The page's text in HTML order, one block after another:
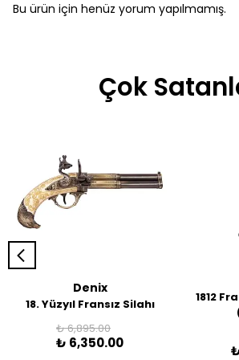
Bu ürün için henüz yorum yapılmamış.
Çok
Denix
18. Yüzyıl Fransız Silahı
₺ 6,895.00
₺ 6,350.00
1812